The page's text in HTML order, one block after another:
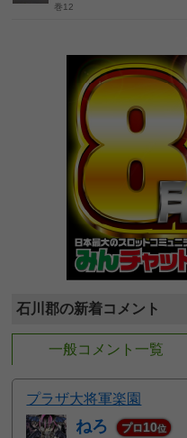
巻12
石川郡の新着コメント
一般コメント一覧
プラザ大将軍楽園
ねろ プロ10位